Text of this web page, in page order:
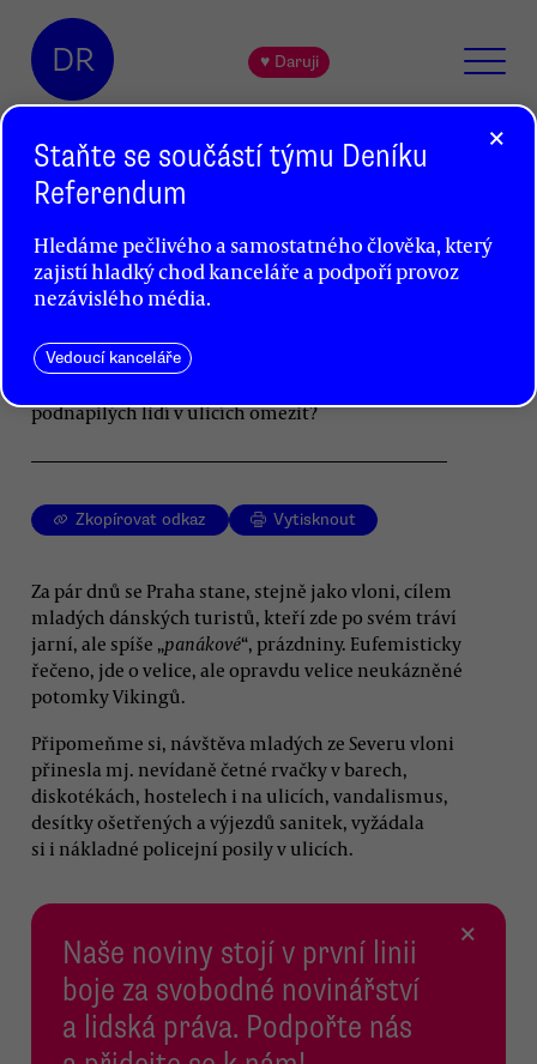
DR ♥ Daruji
Prolomit dánské alkoholové vlny
Petr Kolman
Stejně jako loni i letos se čeká, že do Prahy
turisté. Před rokem se to neobešlo bez
podnapilých lidí v ulicích omezit?
Zkopírovat odkaz Vytisknout
Za pár dnů se Praha stane, stejně jako vloni, cílem
mladých dánských turistů, kteří zde po svém tráví
jarní, ale spíše „panákové“, prázdniny. Eufemisticky
řečeno, jde o velice, ale opravdu velice neukázněné
potomky Vikingů.
Připomeňme si, návštěva mladých ze Severu vloni
přinesla mj. nevídaně četné rvačky v barech,
diskotékách, hostelech i na ulicích, vandalismus,
desítky ošetřených a výjezdů sanitek, vyžádala
si i nákladné policejní posily v ulicích.
Naše noviny stojí v první linii
boje za svobodné novinářství
a lidská práva. Podpořte nás
×
×
Staňte se součástí týmu Deníku
Referendum
Hledáme pečlivého a samostatného člověka, který
zajistí hladký chod kanceláře a podpoří provoz
nezávislého média.
Vedoucí kanceláře